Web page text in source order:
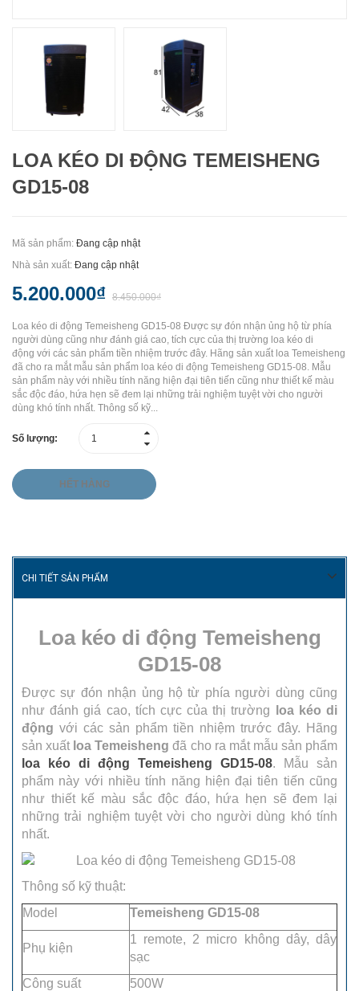
LOA KÉO DI ĐỘNG TEMEISHENG
GD15-08
Mã sản phẩm: Đang cập nhật
Nhà sản xuất: Đang cập nhật
5.200.000₫ 8.450.000₫
Loa kéo di động Temeisheng GD15-08 Được sự đón nhận ủng hộ từ phía
người dùng cũng như đánh giá cao, tích cực của thị trường loa kéo di
động với các sản phẩm tiền nhiệm trước đây. Hãng sản xuất loa Temeisheng
đã cho ra mắt mẫu sản phẩm loa kéo di động Temeisheng GD15-08. Mẫu
sản phẩm này với nhiều tính năng hiện đại tiên tiến cũng như thiết kế màu
sắc độc đáo, hứa hẹn sẽ đem lại những trải nghiệm tuyệt vời cho người
dùng khó tính nhất. Thông số kỹ...
Số lượng:
HẾT HÀNG
CHI TIẾT SẢN PHẨM
Loa kéo di động Temeisheng
GD15-08
Được sự đón nhận ủng hộ từ phía người dùng cũng
như đánh giá cao, tích cực của thị trường
loa kéo di
động với các sản phẩm tiền nhiệm trước đây. Hãng
sản xuất loa Temeisheng đã cho ra mắt mẫu sản phẩm
loa kéo di động Temeisheng GD15-08. Mẫu sản
phẩm này với nhiều tính năng hiện đại tiên tiến cũng
như thiết kế màu sắc độc đáo, hứa hẹn sẽ đem lại
những trải nghiệm tuyệt vời cho người dùng khó tính
nhất.
Thông số kỹ thuật:
Model
Temeisheng GD15-08
Phụ kiện
1 remote, 2 micro không dây, dây
sạc
Công suất
500W